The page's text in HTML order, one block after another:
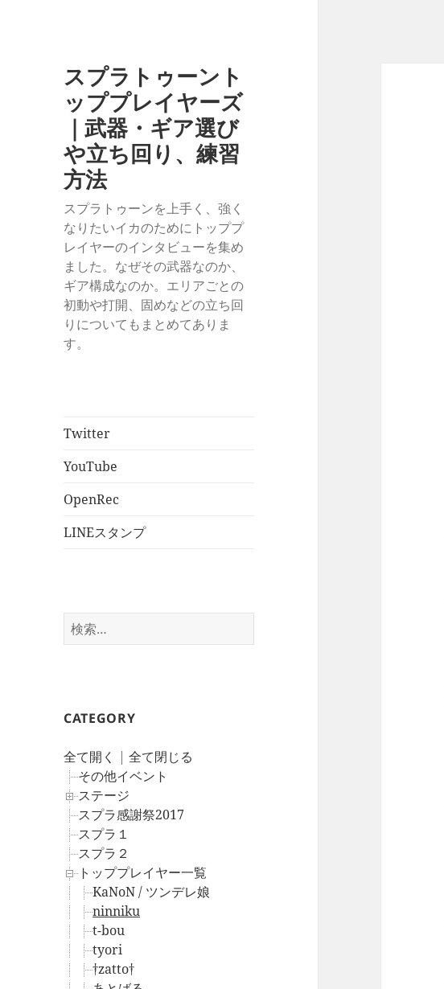
スプラトゥーント
ッププレイヤーズ
｜武器・ギア選び
や立ち回り、練習
方法
スプラトゥーンを上手く、強く
なりたいイカのためにトッププ
レイヤーのインタビューを集め
ました。なぜその武器なのか、
ギア構成なのか。エリアごとの
初動や打開、固めなどの立ち回
りについてもまとめてありま
す。
Twitter
YouTube
OpenRec
LINEスタンプ
検
索:
CATEGORY
全て開く |全て閉じる
その他イベント
ステージ
スプラ感謝祭2017
スプラ１
スプラ２
トッププレイヤー一覧
KaNoN / ツンデレ娘
ninniku
t-bou
tyori
†zatto†